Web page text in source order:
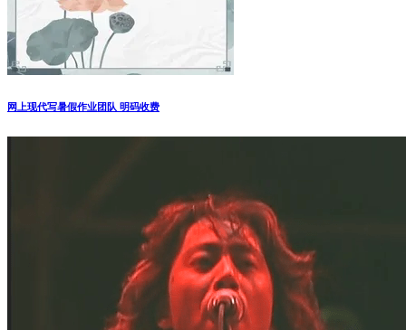
网上现代写暑假作业团队 明码收费